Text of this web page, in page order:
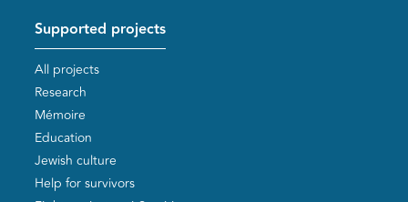
Supported projects
All projects
Research
Mémoire
Education
Jewish culture
Help for survivors